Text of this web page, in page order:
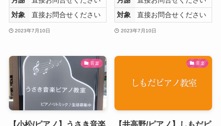
対象
直接お問合せください
2023年7月10日
対象
直接お問合せください
2023年7月10日
音楽
【小松/ピアノ】うさき音楽
音楽
【井高野/ピアノ】しもだピ